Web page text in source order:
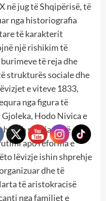
në jug të Shqipërisë, të
nga historiografia
të karakterit
një rishikim të
të reja dhe
strukturës sociale dhe
e viteve 1833,
nga figura të
Hodo Nivica e
si ngjarje të
apo reforma e
lëvizje ishin shprehje
dhe të
të aristokracisë
nga familjet e